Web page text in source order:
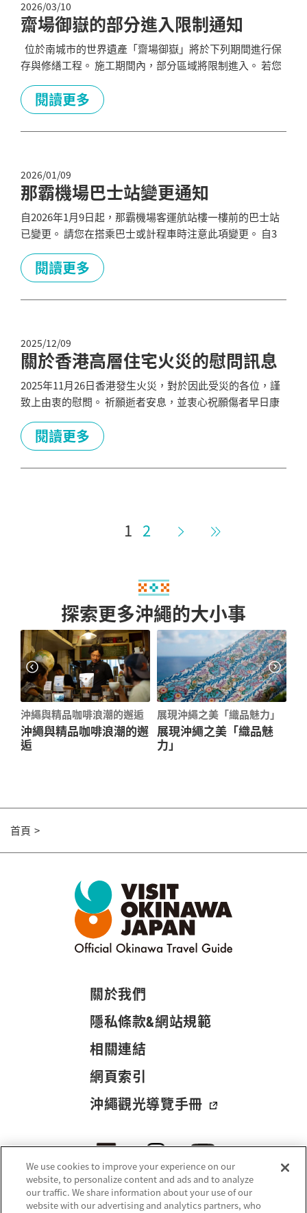
2026/03/10
齋場御嶽的部分進入限制通知
位於南城市的世界遺產「齋場御嶽」將於下列期間進行保
存與修繕工程。 施工期間內，部分區域將限制進入。 若您
施工期間： 2026年7月1日–2026年11月1日（暫定） 限制區
域： 御嶽內的石板步道沿線（三叉路～寄滿之間），以及
拝所周邊（寄滿） 施工期間： 2026年11月2日–2026年...
閱讀更多
2026/01/09
那霸機場巴士站變更通知
自2026年1月9日起，那霸機場客運航站樓一樓前的巴士站
已變更。 請您在搭乘巴士或計程車時注意此項變更。 自3
示最近四班公車的到站資訊，以及時刻表與路線圖。 系統
亦支援多語言顯示，敬請多加利用。 更多信息，請訪問那
霸機場 官網。...
閱讀更多
2025/12/09
關於香港高層住宅火災的慰問訊息
2025年11月26日香港發生火災，對於因此受災的各位，謹
致上由衷的慰問。 祈願逝者安息，並衷心祝願傷者早日康
光、文化、商務等方面累積了深厚的交流。 我們深切關懷
各位，心與您們同在。 衷心祈願平穩的日常生活能早日恢
復。 一般財團法人沖繩觀光會議局 會長 浜田京介
閱讀更多
1 2
探索更多沖繩的大小事
沖繩與精品咖啡浪潮的邂逅
沖繩與精品咖啡浪潮的邂
逅
展現沖繩之美「織品魅力」
展現沖繩之美「織品魅
力」
首頁
關於我們
隱私條款&網站規範
相關連結
網頁索引
沖繩觀光導覽手冊
We use cookies to improve your experience on our
website, to personalize content and ads and to analyze
our traffic. We share information about your use of our
website with our advertising and analytics partners, who